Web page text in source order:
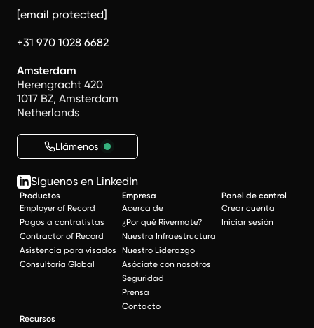
[email protected]
+31 970 1028 6682
Amsterdam
Herengracht 420
1017 BZ, Amsterdam
Netherlands
Llámenos
Síguenos en LinkedIn
Productos
Employer of Record
Pagos a contratistas
Contractor of Record
Asistencia para visados
Consultoría Global
Empresa
Acerca de
¿Por qué Rivermate?
Nuestra Infraestructura
Nuestro Liderazgo
Asóciate con nosotros
Seguridad
Prensa
Contacto
Panel de control
Crear cuenta
Iniciar sesión
Recursos